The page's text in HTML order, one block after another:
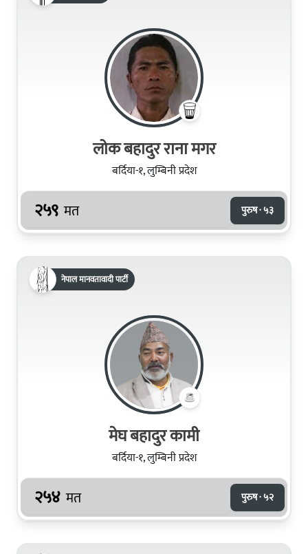
लोक बहादुर राना मगर
बर्दिया-१, लुम्बिनी प्रदेश
२५९ मत पुरुष · ५३
नेपाल मानवतावादी पार्टी
मेघ बहादुर कामी
बर्दिया-१, लुम्बिनी प्रदेश
२५४ मत पुरुष · ५२